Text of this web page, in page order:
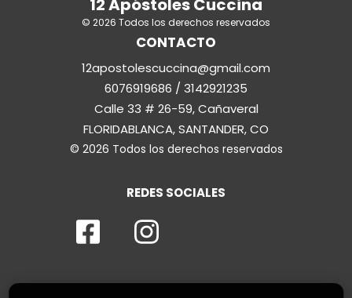
12 Apóstoles Cuccina
© 2026 Todos los derechos reservados
CONTACTO
12apostolescuccina@gmail.com
6076919686 / 3142921235
Calle 33 # 26-59, Cañaveral
FLORIDABLANCA, SANTANDER, CO
© 2026 Todos los derechos reservados
REDES SOCIALES